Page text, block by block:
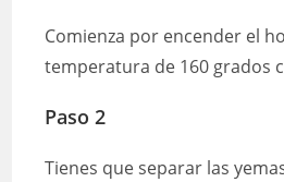
Comienza por encender el
temperatura de 160 grados
Paso 2
Tienes que separar las